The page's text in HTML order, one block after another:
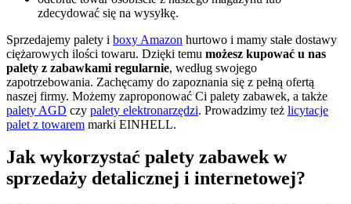
zdecydować się na wysyłkę.
Sprzedajemy palety i boxy Amazon hurtowo i mamy stałe dostawy
ciężarowych ilości towaru. Dzięki temu możesz kupować u nas
palety z zabawkami regularnie, według swojego
zapotrzebowania. Zachęcamy do zapoznania się z pełną ofertą
naszej firmy. Możemy zaproponować Ci palety zabawek, a także
palety AGD czy palety elektronarzędzi. Prowadzimy też licytacje
palet z towarem marki EINHELL.
Jak wykorzystać palety zabawek w
sprzedaży detalicznej i internetowej?